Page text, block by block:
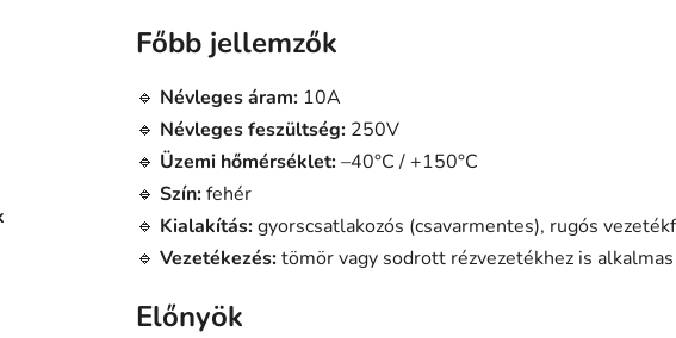
Főbb jellemzők
🔹 Névleges áram: 10A
🔹 Névleges feszültség: 250V
🔹 Üzemi hőmérséklet:–40°C / +150°C
🔹 Szín:fehér
🔹 Kialakítás:gyorscsatlakozós (csavarmentes), rugós
🔹 Vezetékezés:tömör vagy sodrott rézvezetékhez is alkalmas
Előnyök